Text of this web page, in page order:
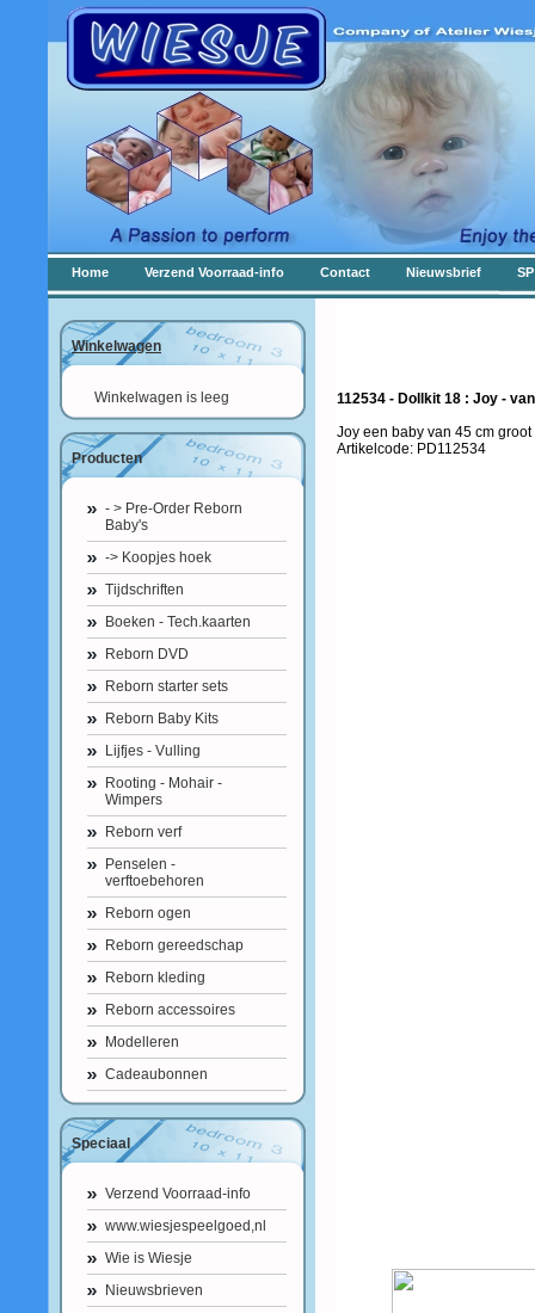
Home Verzend Voorraad-info Contact Nieuwsbrief
Winkelwagen
Winkelwagen is leeg
Producten
- > Pre-Order Reborn
Baby's
-> Koopjes hoek
Tijdschriften
Boeken - Tech.kaarten
Reborn DVD
Reborn starter sets
Reborn Baby Kits
Lijfjes - Vulling
Rooting - Mohair -
Wimpers
Reborn verf
Penselen -
verftoebehoren
Reborn ogen
Reborn gereedschap
Reborn kleding
Reborn accessoires
Modelleren
Cadeaubonnen
Speciaal
Verzend Voorraad-info
www.wiesjespeelgoed,nl
Wie is Wiesje
Nieuwsbrieven
112534 - Dollkit 18 : Joy -
Joy een baby van 45 cm groot
Artikelcode: PD112534